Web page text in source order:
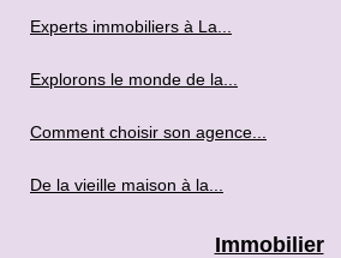
Experts immobiliers à La...
Explorons le monde de la...
Comment choisir son agence...
De la vieille maison à la...
Immobilier